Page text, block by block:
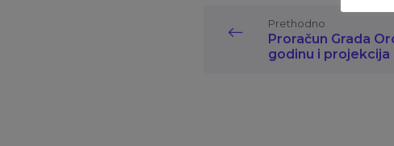
Prethodno
Proračun Grada
godinu i projekcija